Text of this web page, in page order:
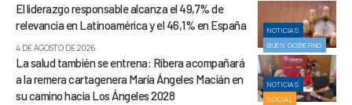
NOTICIAS
BUEN GOBIERNO
El liderazgo responsable alcanza el 49,7% de
relevancia en Latinoamérica y el 46,1% en España
4 DE AGOSTO DE 2026
NOTICIAS
SOCIAL
La salud también se entrena: Ribera acompañará
a la remera cartagenera María Ángeles Macián en
su camino hacia Los Ángeles 2028